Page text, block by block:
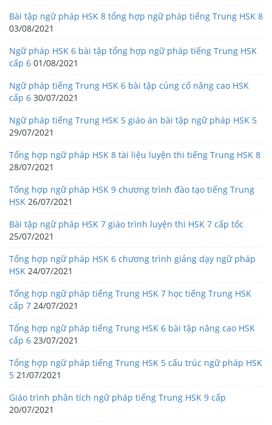
Bài tập ngữ pháp HSK 8 tổng hợp ngữ pháp tiếng Trung HSK 8
03/08/2021
Ngữ pháp HSK 6 bài tập tổng hợp ngữ pháp tiếng Trung HSK
cấp 6 01/08/2021
Ngữ pháp tiếng Trung HSK 6 bài tập củng cố nâng cao HSK
cấp 6 30/07/2021
Ngữ pháp tiếng Trung HSK 5 giáo án bài tập ngữ pháp HSK 5
29/07/2021
Tổng hợp ngữ pháp HSK 8 tài liệu luyện thi tiếng Trung HSK 8
28/07/2021
Tổng hợp ngữ pháp HSK 9 chương trình đào tạo tiếng Trung
HSK 26/07/2021
Bài tập ngữ pháp HSK 7 giáo trình luyện thi HSK 7 cấp tốc
25/07/2021
Tổng hợp ngữ pháp HSK 6 chương trình giảng dạy ngữ pháp
HSK 24/07/2021
Tổng hợp ngữ pháp tiếng Trung HSK 7 học tiếng Trung HSK
cấp 7 24/07/2021
Tổng hợp ngữ pháp tiếng Trung HSK 6 bài tập nâng cao HSK
cấp 6 23/07/2021
Tổng hợp ngữ pháp tiếng Trung HSK 5 cấu trúc ngữ pháp HSK
5 21/07/2021
Giáo trình phân tích ngữ pháp tiếng Trung HSK 9 cấp
20/07/2021